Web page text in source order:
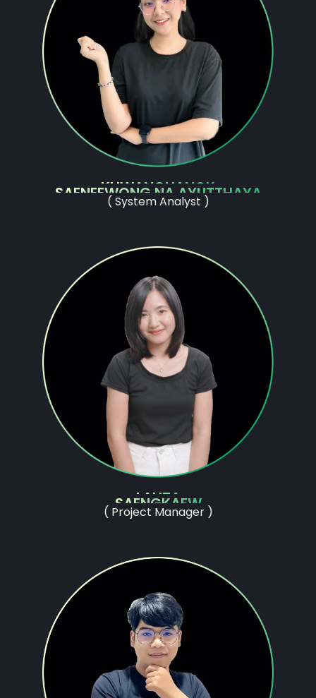
KHWANCHANOK
SAENEEWONG NA AYUTTHAYA
( System Analyst )
LALITA
SAENGKAEW
( Project Manager )